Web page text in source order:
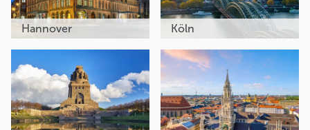
Hannover Köln